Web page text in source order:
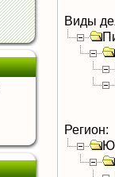
Виды
Регион: